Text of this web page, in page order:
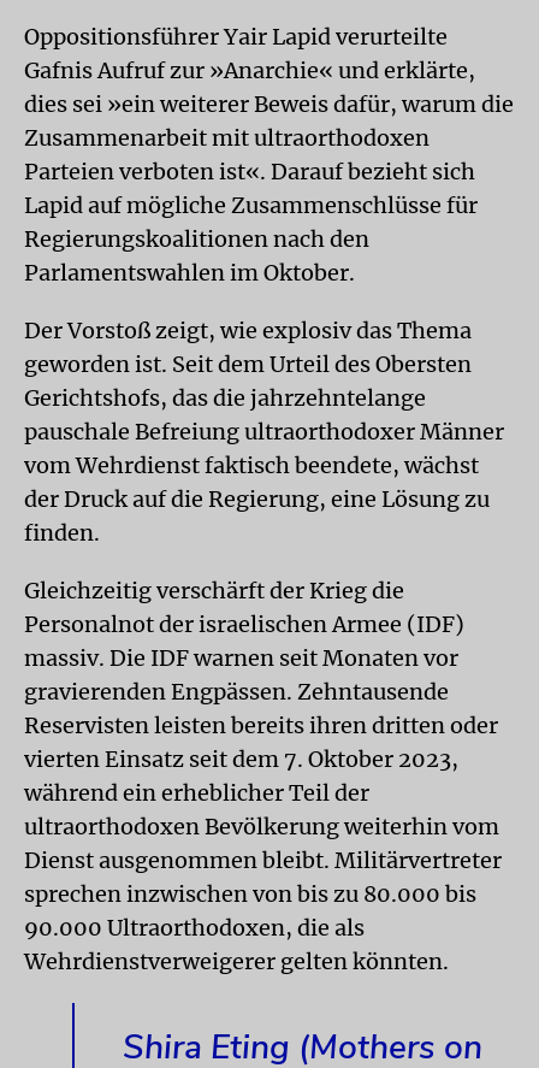
Oppositionsführer Yair Lapid verurteilte
Gafnis Aufruf zur »Anarchie« und erklärte,
dies sei »ein weiterer Beweis dafür, warum die
Zusammenarbeit mit ultraorthodoxen
Parteien verboten ist«. Darauf bezieht sich
Lapid auf mögliche Zusammenschlüsse für
Regierungskoalitionen nach den
Parlamentswahlen im Oktober.
Der Vorstoß zeigt, wie explosiv das Thema
geworden ist. Seit dem Urteil des Obersten
Gerichtshofs, das die jahrzehntelange
pauschale Befreiung ultraorthodoxer Männer
vom Wehrdienst faktisch beendete, wächst
der Druck auf die Regierung, eine Lösung zu
finden.
Gleichzeitig verschärft der Krieg die
Personalnot der israelischen Armee (IDF)
massiv. Die IDF warnen seit Monaten vor
gravierenden Engpässen. Zehntausende
Reservisten leisten bereits ihren dritten oder
vierten Einsatz seit dem 7. Oktober 2023,
während ein erheblicher Teil der
ultraorthodoxen Bevölkerung weiterhin vom
Dienst ausgenommen bleibt. Militärvertreter
sprechen inzwischen von bis zu 80.000 bis
90.000 Ultraorthodoxen, die als
Wehrdienstverweigerer gelten könnten.
Shira Eting (Mothers on